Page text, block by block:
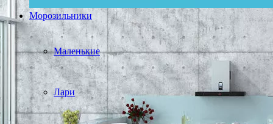
Морозильники
Маленькие
Лари